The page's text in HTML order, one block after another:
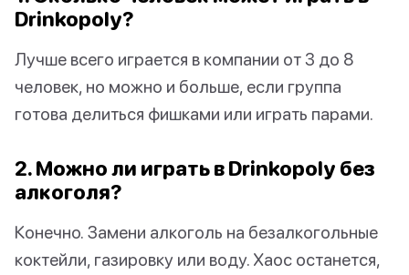
Drinkopoly?
Лучше всего играется в компании от 3 до 8
человек, но можно и больше, если группа
готова делиться фишками или играть парами.
2. Можно ли играть в Drinkopoly без
алкоголя?
Конечно. Замени алкоголь на безалкогольные
коктейли, газировку или воду. Хаос останется,